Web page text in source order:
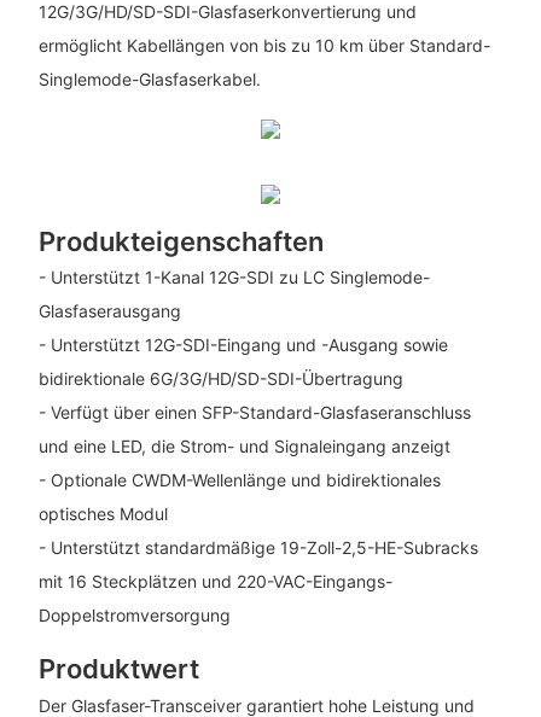
12G/3G/HD/SD-SDI-Glasfaserkonvertierung und
ermöglicht Kabellängen von bis zu 10 km über Standard-
Singlemode-Glasfaserkabel.
Produkteigenschaften
- Unterstützt 1-Kanal 12G-SDI zu LC Singlemode-
Glasfaserausgang
- Unterstützt 12G-SDI-Eingang und -Ausgang sowie
bidirektionale 6G/3G/HD/SD-SDI-Übertragung
- Verfügt über einen SFP-Standard-Glasfaseranschluss
und eine LED, die Strom- und Signaleingang anzeigt
- Optionale CWDM-Wellenlänge und bidirektionales
optisches Modul
- Unterstützt standardmäßige 19-Zoll-2,5-HE-Subracks
mit 16 Steckplätzen und 220-VAC-Eingangs-
Doppelstromversorgung
Produktwert
Der Glasfaser-Transceiver garantiert hohe Leistung und